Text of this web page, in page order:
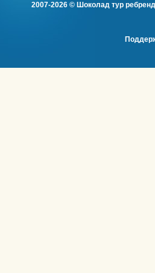
2007-2026 © Шоколад тур